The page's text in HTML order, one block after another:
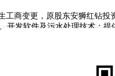
商变更，原股东安狮红钻投
开发软件及污水处理技术；